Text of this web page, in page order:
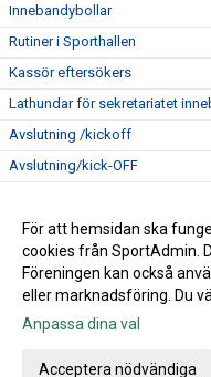
Innebandybollar
Rutiner i Sporthallen
Kassör eftersökers
Lathundar för sekretariatet
Avslutning /kickoff
Avslutning/kick-OFF
Stor ungdomscup gör
Klubbkväll
Gå till
För att hemsidan ska
cookies från SportAdmin.
Föreningen kan också
eller marknadsföring. Du
Anpassa dina val
Acceptera nödvändiga